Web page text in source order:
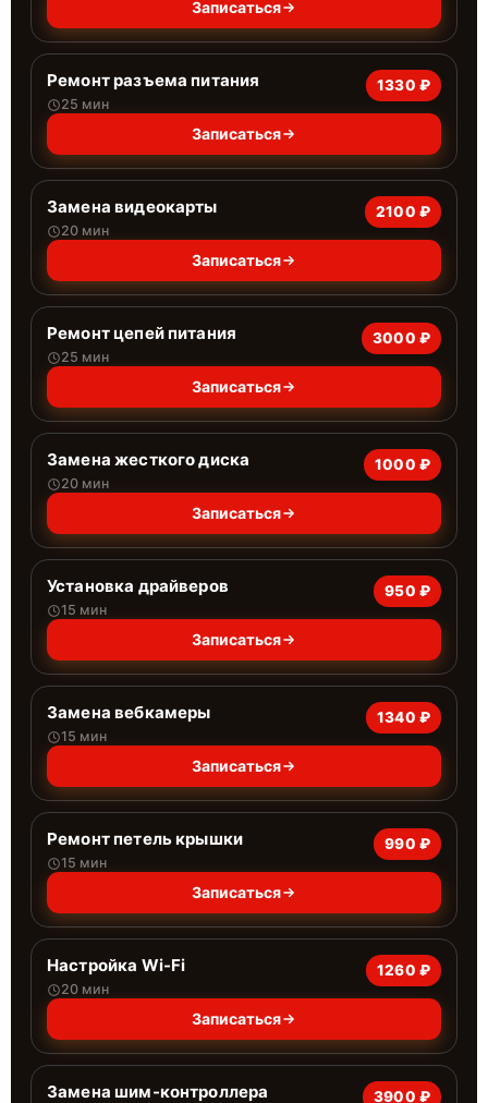
Записаться
Ремонт разъема питания
25 мин
1330 ₽
Записаться
Замена видеокарты
20 мин
2100 ₽
Записаться
Ремонт цепей питания
25 мин
3000 ₽
Записаться
Замена жесткого диска
20 мин
1000 ₽
Записаться
Установка драйверов
15 мин
950 ₽
Записаться
Замена вебкамеры
15 мин
1340 ₽
Записаться
Ремонт петель крышки
15 мин
990 ₽
Записаться
Настройка Wi-Fi
20 мин
1260 ₽
Записаться
Замена шим-контроллера 3900 ₽